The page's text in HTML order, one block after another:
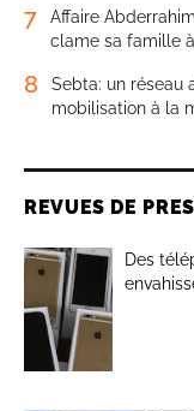
7
Affaire
clame sa famille
8
Sebta: un réseau
mobilisation à la
REVUES DE
Des